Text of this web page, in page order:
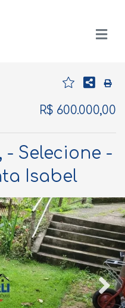
R$ 600.000,00
Selecione -
Isabel